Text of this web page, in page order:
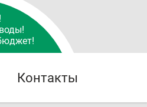
Контакты